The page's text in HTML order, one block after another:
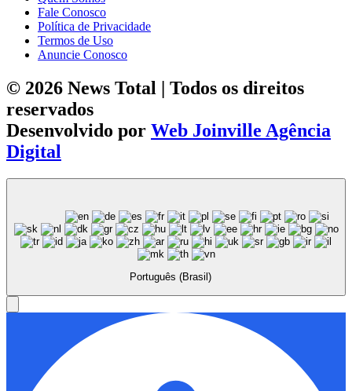
Fale Conosco
Política de Privacidade
Termos de Uso
Anuncie Conosco
© 2026 News Total | Todos os direitos
reservados
Desenvolvido por Web Joinville Agência
Digital
Português (Brasil)